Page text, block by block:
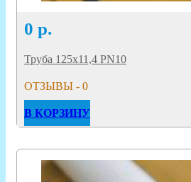
0 р.
Труба 125х11,4 PN10
ОТЗЫВЫ - 0
В КОРЗИНУ